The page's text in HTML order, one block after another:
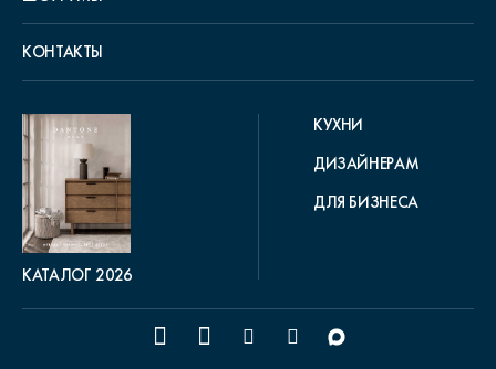
КОНТАКТЫ
КАТАЛОГ 2026
КУХНИ
ДИЗАЙНЕРАМ
ДЛЯ БИЗНЕСА